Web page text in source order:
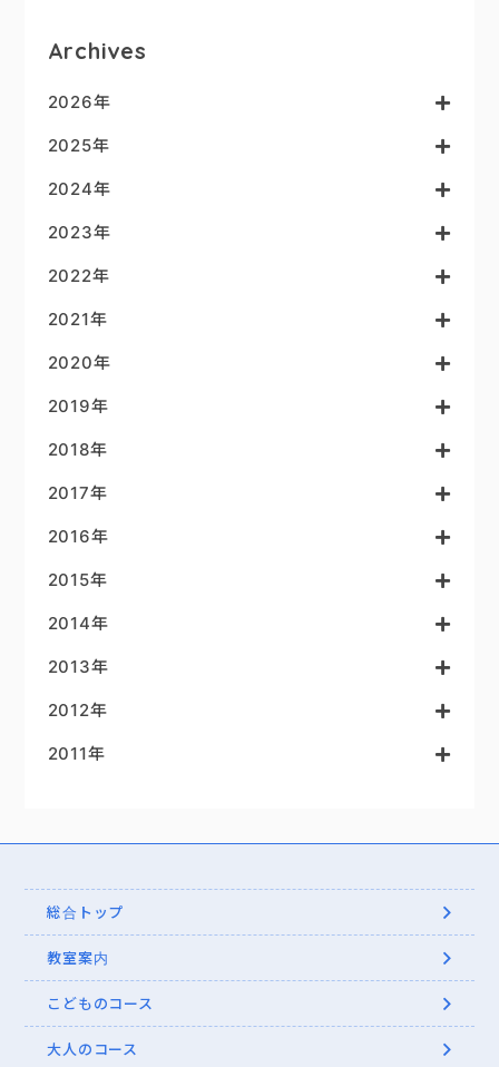
Archives
2026年
2025年
2024年
2023年
2022年
2021年
2020年
2019年
2018年
2017年
2016年
2015年
2014年
2013年
2012年
2011年
総合トップ
教室案内
こどものコース
大人のコース